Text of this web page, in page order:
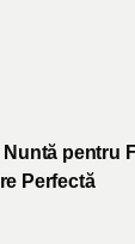
pentru
Perfectă